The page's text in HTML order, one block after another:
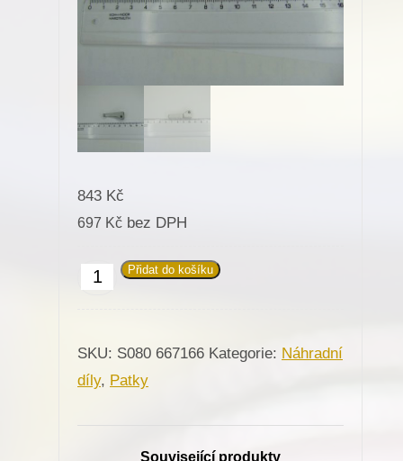
843 Kč
697 Kč bez DPH
667166
pro
Minerva
Přidat do košíku
SKU: S080 667166 Kategorie: Náhradní
díly, Patky
Související produkty